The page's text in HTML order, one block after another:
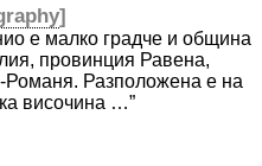
]
е малко градче и община
провинция Равена,
Романя. Разположена е на
височина …”